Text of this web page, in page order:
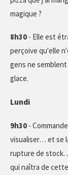
magique ?
8h30 - Elle est
perçoive qu'elle
gens ne
glace.
Lundi
9h30 -
visualiser… et se
rupture de stock.
qui naîtra de